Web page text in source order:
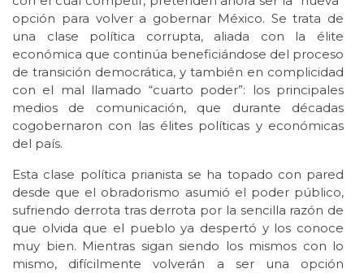
opción para volver a gobernar México. Se trata de
una clase política corrupta, aliada con la élite
económica que continúa beneficiándose del proceso
de transición democrática, y también en complicidad
con el mal llamado “cuarto poder”: los principales
medios de comunicación, que durante décadas
cogobernaron con las élites políticas y económicas
del país.
Esta clase política prianista se ha topado con pared
desde que el obradorismo asumió el poder público,
sufriendo derrota tras derrota por la sencilla razón de
que olvida que el pueblo ya despertó y los conoce
muy bien. Mientras sigan siendo los mismos con lo
mismo, difícilmente volverán a ser una opción